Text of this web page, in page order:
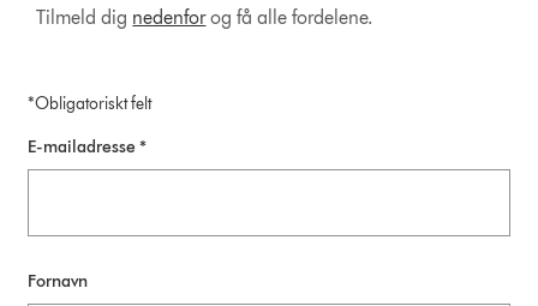
Tilmeld dig nedenforog få alle fordelene.
*Obligatoriskt felt
E-mailadresse *
Fornavn